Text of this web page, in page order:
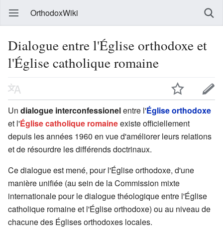
OrthodoxWiki
Dialogue entre l'Église orthodoxe et
l'Église catholique romaine
Un dialogue interconfessionelentre l'Église orthodoxe
et l'Église catholique romaineexiste officiellement
depuis les années 1960 en vue d'améliorer leurs relations
et de résourdre les différends doctrinaux.
Ce dialogue est mené, pour l'Église orthodoxe, d'une
manière unifiée (au sein de la Commission mixte
internationale pour le dialogue théologique entre l'Église
catholique romaine et l'Église orthodoxe) ou au niveau de
chacune des Églises orthodoxes locales.